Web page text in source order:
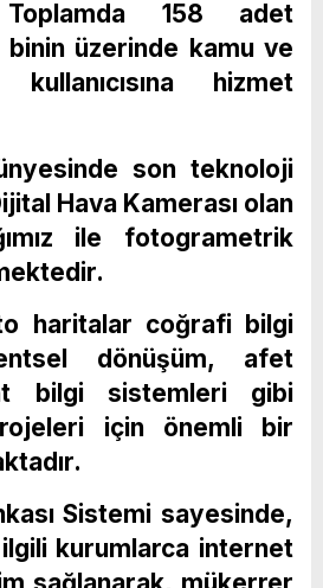
Toplamda 158 adet
üzerinde kamu ve
hizmet
son teknoloji
Hava Kamerası olan
ile fotogrametrik
haritalar coğrafi bilgi
dönüşüm, afet
bilgi sistemleri gibi
için önemli bir
Sistemi sayesinde,
kurumlarca internet